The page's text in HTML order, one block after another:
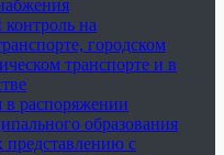
на
городском
транспорте и в
в распоряжении
образования
с